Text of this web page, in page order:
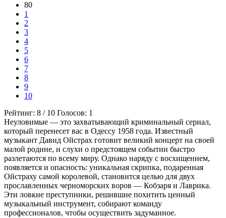
80
1
2
3
4
5
6
7
8
9
10
Рейтинг: 8 / 10 Голосов: 1
Неуловимые — это захватывающий криминальный сериал,
который перенесет вас в Одессу 1958 года. Известный
музыкант Давид Ойстрах готовит великий концерт на своей
малой родине, и слухи о предстоящем событии быстро
разлетаются по всему миру. Однако наряду с восхищением,
появляется и опасность: уникальная скрипка, подаренная
Ойстраху самой королевой, становится целью для двух
прославленных черноморских воров — Кобзаря и Лаврика.
Эти ловкие преступники, решившие похитить ценный
музыкальный инструмент, собирают команду
профессионалов, чтобы осуществить задуманное.